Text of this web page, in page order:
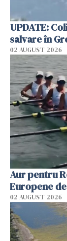
UPDATE:
salvare în
02 AUGUST 2026
Aur pentru
Europene
02 AUGUST 2026